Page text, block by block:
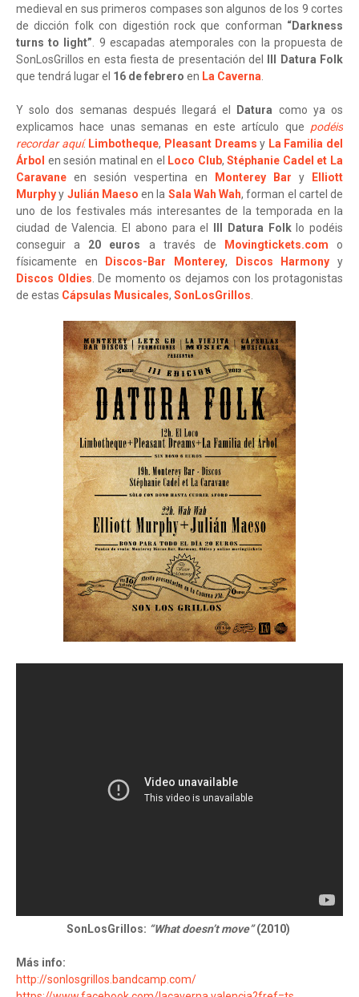
medieval en sus primeros compases son algunos de los 9 cortes
de dicción folk con digestión rock que conforman “Darkness
turns to light”. 9 escapadas atemporales con la propuesta de
SonLosGrillos en esta fiesta de presentación del
III Datura Folk
que tendrá lugar el 16 de febrero en La Caverna.
Y solo dos semanas después llegará el Datura como ya os
explicamos hace unas semanas en este artículo que podéis
recordar aquí. Limbotheque, Pleasant Dreams y La Familia del
Árbol en sesión matinal en el Loco Club,Stéphanie Cadel et La
Caravane en sesión vespertina en Monterey Bar y
Elliott
Murphyy Julián Maeso en la Sala Wah Wah, forman el cartel de
uno de los festivales más interesantes de la temporada en la
ciudad de Valencia. El abono para el
III Datura Folklo podéis
conseguir a 20 euros a través de Movingtickets.com o
físicamente en
Discos-Bar Monterey, Discos Harmony y
Discos Oldies. De momento os dejamos con los protagonistas
de estas Cápsulas Musicales, SonLosGrillos.
SonLosGrillos: “What doesn’t move”(2010)
Más info:
http://sonlosgrillos.bandcamp.com/